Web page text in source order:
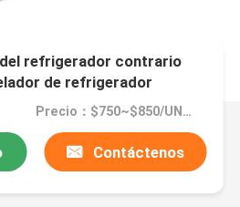
refrigerador contrario
de refrigerador
Precio：$750~$850/UNIT
Contáctenos